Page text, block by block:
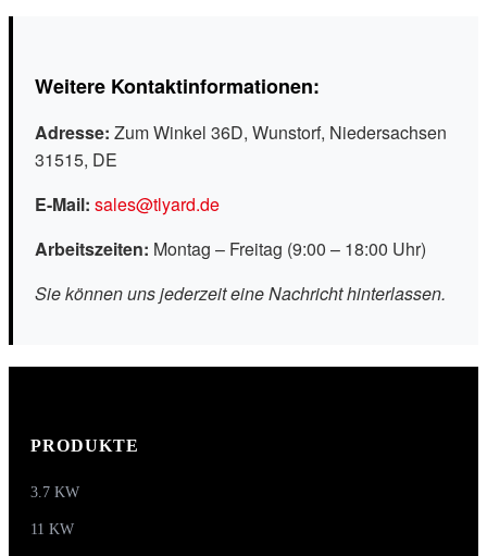
Weitere Kontaktinformationen:
Adresse: Zum Winkel 36D, Wunstorf, Niedersachsen
31515, DE
E-Mail: sales@tlyard.de
Arbeitszeiten: Montag – Freitag (9:00 – 18:00 Uhr)
Sie können uns jederzeit eine Nachricht hinterlassen.
PRODUKTE
3.7 KW
11 KW